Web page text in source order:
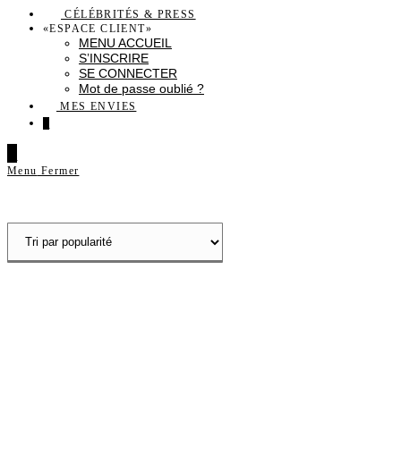
CÉLÉBRITÉS & PRESS
«ESPACE CLIENT»
MENU ACCUEIL
S’INSCRIRE
SE CONNECTER
Mot de passe oublié ?
MES ENVIES
Menu Fermer